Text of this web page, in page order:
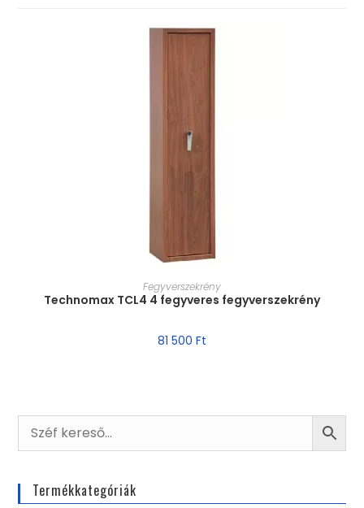
MÉRET VÁLASZTÁSA
Fegyverszekrény
Technomax TCL4 4 fegyveres fegyverszekrény
81 500 Ft
Termékkategóriák